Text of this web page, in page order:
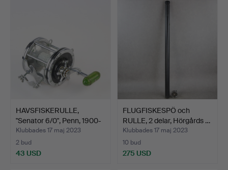
HAVSFISKERULLE,
"Senator 6/0", Penn, 1900-
…
Klubbades 17 maj 2023
2 bud
43 USD
FLUGFISKESPÖ och
RULLE, 2 delar, Hörgårds …
Klubbades 17 maj 2023
10 bud
275 USD